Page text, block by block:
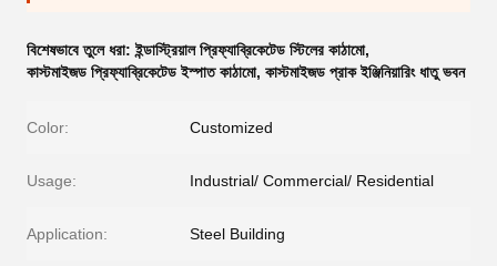
বিশেষভাবে তুলে ধরা:ইন্ডাস্ট্রিয়াল প্রিফ্যাব্রিকেটেড স্টিলের কাঠামো,
কাস্টমাইজড প্রিফ্যাব্রিকেটেড ইস্পাত কাঠামো, কাস্টমাইজড প্রাক ইঞ্জিনিয়ারিং ধাতু ভবন
Color: Customized
Usage: Industrial/ Commercial/ Residential
Application: Steel Building